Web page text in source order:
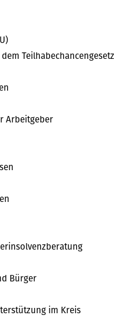
Teilhabechancengesetz
Arbeitgeber
Bürger
im Kreis